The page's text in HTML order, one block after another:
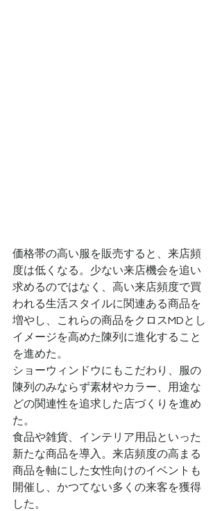
価格帯の高い服を販売すると、来店頻
度は低くなる。少ない来店機会を追い
求めるのではなく、高い来店頻度で買
われる生活スタイルに関連ある商品を
増やし、これらの商品をクロスMDとし
イメージを高めた陳列に進化すること
を進めた。
ショーウィンドウにもこだわり、服の
陳列のみならず素材やカラー、用途な
どの関連性を追求した店づくりを進め
た。
食品や雑貨、インテリア用品といった
新たな商品を導入。来店頻度の高まる
商品を軸にした女性向けのイベントも
開催し、かつてない多くの来客を獲得
した。